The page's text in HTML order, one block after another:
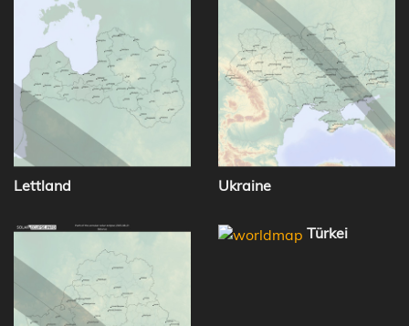
Lettland Ukraine
Türkei